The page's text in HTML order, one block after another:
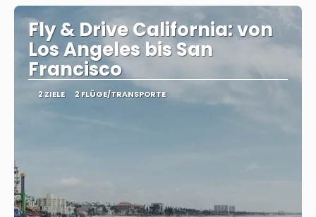
Fly & Drive California: von
Los Angeles bis San
Francisco
2 ZIELE 2 FLÜGE/TRANSPORTE